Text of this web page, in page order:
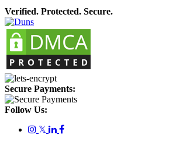
Verified. Protected. Secure.
Secure Payments:
Follow Us:
𝕏